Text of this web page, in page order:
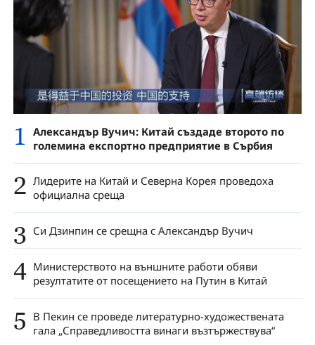
1
Александър Вучич: Китай създаде второто по
големина експортно предприятие в Сърбия
2 Лидерите на Китай и Северна Корея проведоха
официална среща
3 Си Дзинпин се срещна с Александър Вучич
4 Министерството на външните работи обяви
резултатите от посещението на Путин в Китай
5 В Пекин се проведе литературно-художествената
гала „Справедливостта винаги възтържествува“